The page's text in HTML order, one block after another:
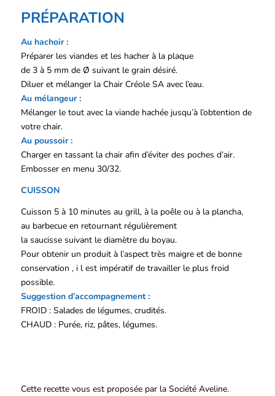
PRÉPARATION
Au hachoir :
Préparer les viandes et les hacher à la plaque
de 3 à 5 mm de Ø suivant le grain désiré.
Diluer et mélanger la Chair Créole SA avec l’eau.
Au mélangeur :
Mélanger le tout avec la viande hachée jusqu’à l’obtention de
votre chair.
Au poussoir :
Charger en tassant la chair afin d’éviter des poches d’air.
Embosser en menu 30/32.
CUISSON
Cuisson 5 à 10 minutes au grill, à la poêle ou à la plancha,
au barbecue en retournant régulièrement
la saucisse suivant le diamètre du boyau.
Pour obtenir un produit à l’aspect très maigre et de bonne
conservation , i l est impératif de travailler le plus froid
possible.
Suggestion d’accompagnement :
FROID : Salades de légumes, crudités.
CHAUD : Purée, riz, pâtes, légumes.
Cette recette vous est proposée par la Société Aveline.